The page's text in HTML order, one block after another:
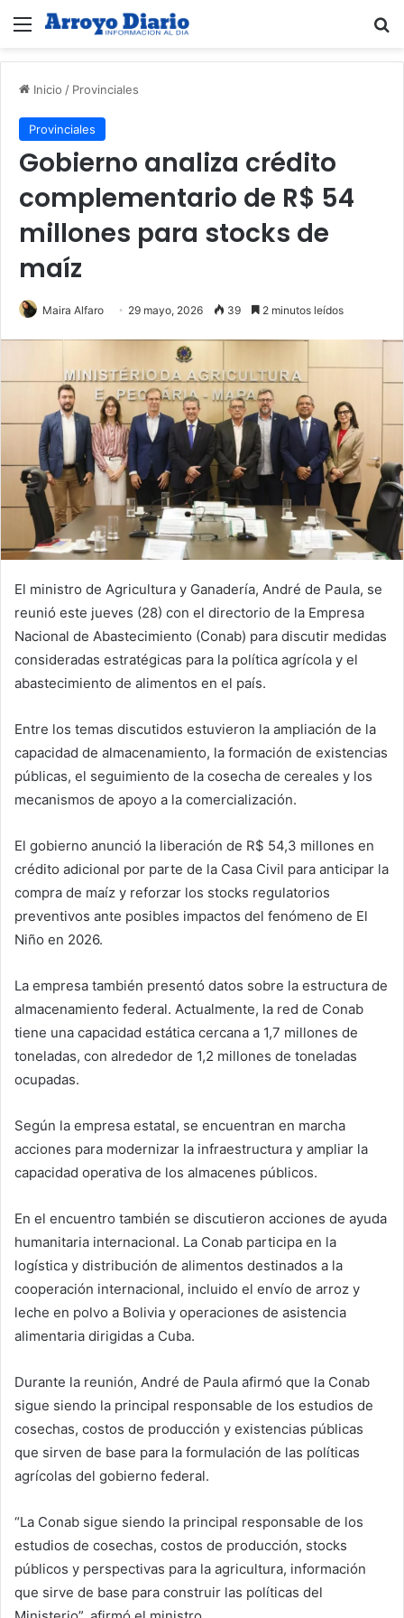
Menú
Inicio / Provinciales
Provinciales
Gobierno analiza crédito
complementario de R$ 54
millones para stocks de
maíz
Maira Alfaro 29 mayo, 2026 39 2 minutos leídos
El ministro de Agricultura y Ganadería, André de Paula, se
reunió este jueves (28) con el directorio de la Empresa
Nacional de Abastecimiento (Conab) para discutir medidas
consideradas estratégicas para la política agrícola y el
abastecimiento de alimentos en el país.
Entre los temas discutidos estuvieron la ampliación de la
capacidad de almacenamiento, la formación de existencias
públicas, el seguimiento de la cosecha de cereales y los
mecanismos de apoyo a la comercialización.
El gobierno anunció la liberación de R$ 54,3 millones en
crédito adicional por parte de la Casa Civil para anticipar la
compra de maíz y reforzar los stocks regulatorios
preventivos ante posibles impactos del fenómeno de El
Niño en 2026.
La empresa también presentó datos sobre la estructura de
almacenamiento federal. Actualmente, la red de Conab
tiene una capacidad estática cercana a 1,7 millones de
toneladas, con alrededor de 1,2 millones de toneladas
ocupadas.
Según la empresa estatal, se encuentran en marcha
acciones para modernizar la infraestructura y ampliar la
capacidad operativa de los almacenes públicos.
En el encuentro también se discutieron acciones de ayuda
humanitaria internacional. La Conab participa en la
logística y distribución de alimentos destinados a la
cooperación internacional, incluido el envío de arroz y
leche en polvo a Bolivia y operaciones de asistencia
alimentaria dirigidas a Cuba.
Durante la reunión, André de Paula afirmó que la Conab
sigue siendo la principal responsable de los estudios de
cosechas, costos de producción y existencias públicas
que sirven de base para la formulación de las políticas
agrícolas del gobierno federal.
“La Conab sigue siendo la principal responsable de los
estudios de cosechas, costos de producción, stocks
públicos y perspectivas para la agricultura, información
que sirve de base para construir las políticas del